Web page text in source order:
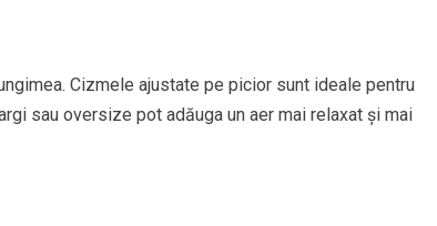
Cizmele ajustate pe picior sunt ideale pentru
sau oversize pot adăuga un aer mai relaxat și mai